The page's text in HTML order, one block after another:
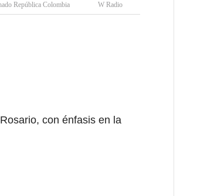
República Colombia W Radio
con énfasis en la